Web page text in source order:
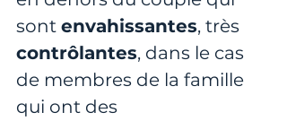
sont envahissantes, très
contrôlantes, dans le cas
de membres de la famille
qui ont des